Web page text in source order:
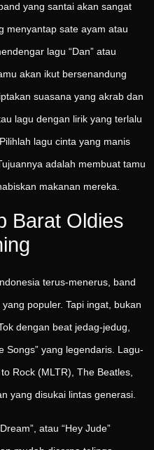
yang santai akan sangat
menyantap sate ayam atau
lagu “Dan” atau
akan ikut bersenandung
suasana yang akrab dan
lagu dengan lirik yang terlalu
lagu cinta yang manis
adalah membuat tamu
makanan mereka.
Barat Oldies
terus-menerus, band
populer. Tapi ingat, bukan
dengan beat jedag-jedug,
Songs” yang legendaris. Lagu-
Rock (MLTR), The Beatles,
yang disukai lintas generasi.
atau “Hey Jude”